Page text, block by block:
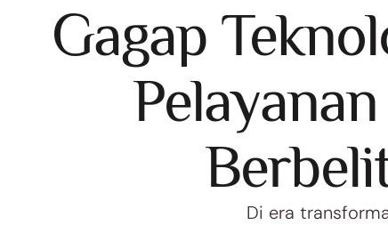
Gagap
Di era